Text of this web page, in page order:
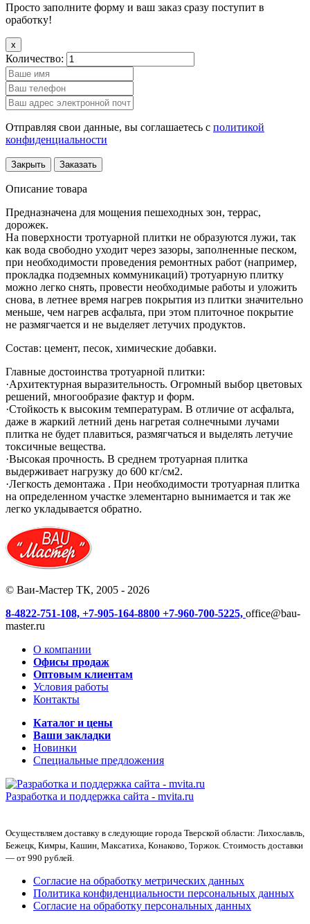
Просто заполните форму и ваш заказ сразу поступит в
оработку!
x
Количество:
Отправляя свои данные, вы соглашаетесь с политикой
конфиденциальности
Закрыть Заказать
Описание товара
Предназначена для мощения пешеходных зон, террас,
дорожек.
На поверхности тротуарной плитки не образуются лужи, так
как вода свободно уходит через зазоры, заполненные песком,
при необходимости проведения ремонтных работ (например,
прокладка подземных коммуникаций) тротуарную плитку
можно легко снять, провести необходимые работы и уложить
снова, в летнее время нагрев покрытия из плитки значительно
меньше, чем нагрев асфальта, при этом плиточное покрытие
не размягчается и не выделяет летучих продуктов.
Состав: цемент, песок, химические добавки.
Главные достоинства тротуарной плитки:
·Архитектурная выразительность. Огромный выбор цветовых
решений, многообразие фактур и форм.
·Стойкость к высоким температурам. В отличие от асфальта,
даже в жаркий летний день нагретая солнечными лучами
плитка не будет плавиться, размягчаться и выделять летучие
токсичные вещества.
·Высокая прочность. В среднем тротуарная плитка
выдерживает нагрузку до 600 кг/см2.
·Легкость демонтажа . При необходимости тротуарная плитка
на определенном участке элементарно вынимается и так же
легко укладывается обратно.
© Ваи-Мастер ТК, 2005 - 2026
8-4822-751-108, +7-905-164-8800 +7-960-700-5225, office@bau-
master.ru
О компании
Офисы продаж
Оптовым клиентам
Условия работы
Контакты
Каталог и цены
Ваши закладки
Новинки
Специальные предложения
Разработка и поддержка сайта - mvita.ru
Осуществляем доставку в следующие города Тверской области: Лихославль,
Бежецк, Кимры, Кашин, Максатиха, Конаково, Торжок. Стоимость доставки
— от 990 рублей.
Согласие на обработку метрических данных
Политика конфиденциальности персональных данных
Согласие на обработку персональных данных